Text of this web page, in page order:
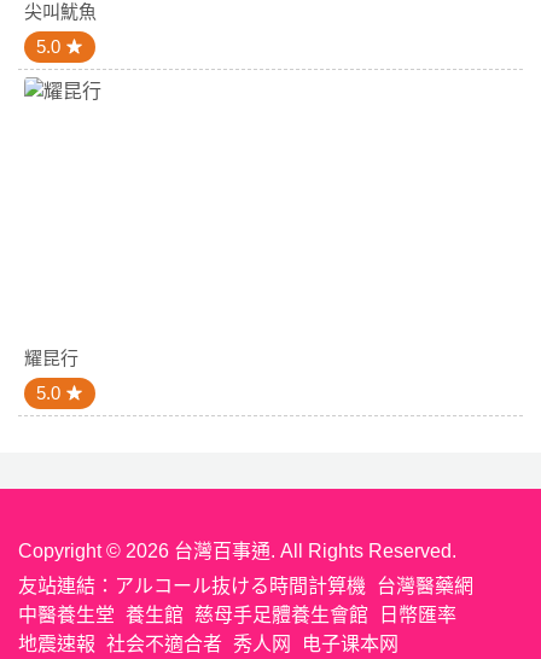
尖叫魷魚
5.0
耀昆行
5.0
Copyright © 2026 台灣百事通. All Rights Reserved.
友站連結： アルコール抜ける時間計算機
台灣醫藥網
中醫養生堂 養生館 慈母手足體養生會館
日幣匯率
地震速報 社会不適合者 秀人网 电子课本网